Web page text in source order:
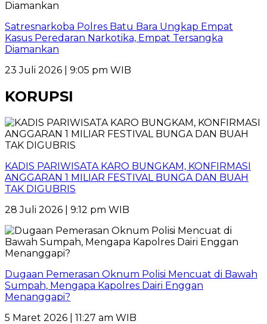
Satresnarkoba Polres Batu Bara Ungkap Empat
Kasus Peredaran Narkotika, Empat Tersangka
Diamankan
23 Juli 2026 | 9:05 pm WIB
KORUPSI
KADIS PARIWISATA KARO BUNGKAM, KONFIRMASI
ANGGARAN 1 MILIAR FESTIVAL BUNGA DAN BUAH
TAK DIGUBRIS
28 Juli 2026 | 9:12 pm WIB
Dugaan Pemerasan Oknum Polisi Mencuat di Bawah
Sumpah, Mengapa Kapolres Dairi Enggan
Menanggapi?
5 Maret 2026 | 11:27 am WIB